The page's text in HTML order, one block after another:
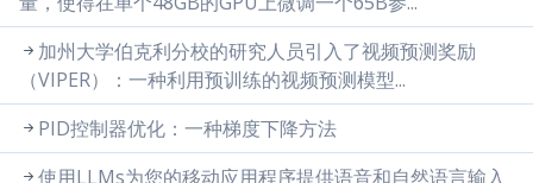
加州大学伯克利分校的研究人员引入了视频预测奖励
（VIPER）：一种利用预训练的视频预测模型...
PID控制器优化：一种梯度下降方法
使用LLMs为您的移动应用程序提供语音和自然语言输入